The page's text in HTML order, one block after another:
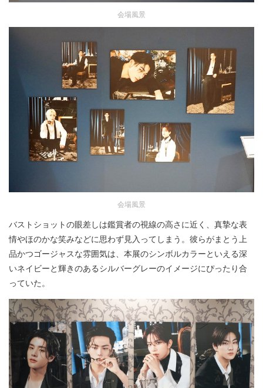
会場風景
会場風景
バストショットの眼差しは鑑賞者の視線の高さに近く、真摯な表
情やほのかな笑みなどに思わず見入ってしまう。彼らがまとう上
品かつゴージャスな雰囲気は、本展のシンボルカラーといえる深
いネイビーと輝きのあるシルバーグレーのイメージにぴったり合
っていた。